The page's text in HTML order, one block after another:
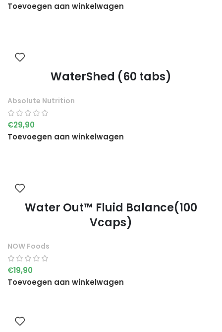
Toevoegen aan winkelwagen
WaterShed (60 tabs)
Absolute Nutrition
€29,90
Toevoegen aan winkelwagen
Water Out™ Fluid Balance(100
Vcaps)
NOW Foods
€19,90
Toevoegen aan winkelwagen